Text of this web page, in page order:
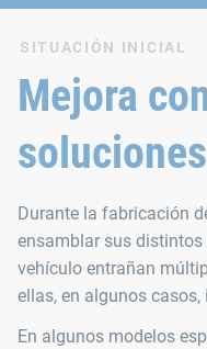
SITUACIÓN INICIAL
Mejora
Durante la fabricación
ensamblar sus distintos
vehículo entrañan
ellas, en algunos
En algunos modelos